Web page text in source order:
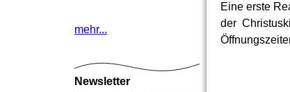
Eine erste
der
mehr...
Newsletter